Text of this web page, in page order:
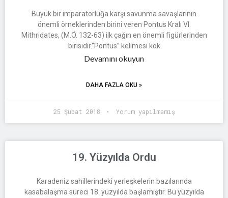
Büyük bir imparatorluğa karşı savunma savaşlarının
önemli örneklerinden birini veren Pontus Kralı VI.
Mithridates, (M.Ö. 132-63) ilk çağın en önemli figürlerinden
birisidir.“Pontus” kelimesi kök
Devamını okuyun
DAHA FAZLA OKU »
25 Şubat 2018 Yorum yapılmamış
19. Yüzyılda Ordu
Karadeniz sahillerindeki yerleşkelerin bazılarında
kasabalaşma süreci 18. yüzyılda başlamıştır. Bu yüzyılda